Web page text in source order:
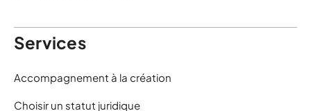
Services
Accompagnement à la création
Choisir un statut juridique